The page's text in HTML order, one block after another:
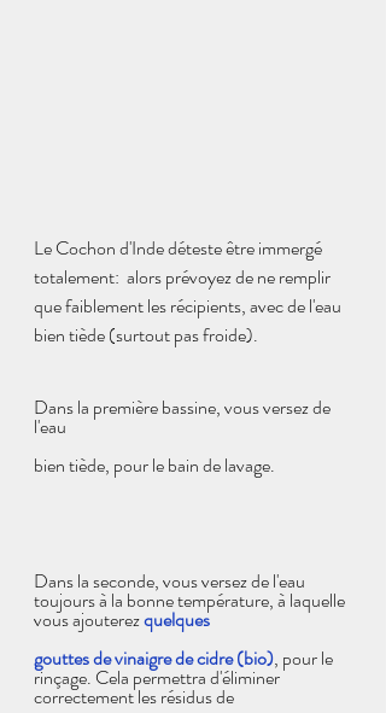
Le Cochon d'Inde déteste être immergé
totalement:  alors prévoyez de ne remplir
que faiblement les récipients, avec de l'eau
bien tiède (surtout pas froide).
Dans la première bassine, vous versez de
l'eau
bien tiède, pour le bain de lavage.
Dans la seconde, vous versez de l'eau
toujours à la bonne température, à laquelle
vous ajouterez quelques
gouttes de vinaigre de cidre (bio), pour le
rinçage. Cela permettra d'éliminer
correctement les résidus de